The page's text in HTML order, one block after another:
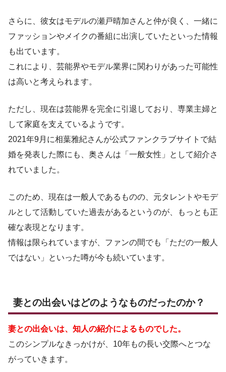
さらに、彼女はモデルの瀬戸晴加さんと仲が良く、一緒に
ファッションやメイクの番組に出演していたといった情報
も出ています。
これにより、芸能界やモデル業界に関わりがあった可能性
は高いと考えられます。
ただし、現在は芸能界を完全に引退しており、専業主婦と
して家庭を支えているようです。
2021年9月に相葉雅紀さんが公式ファンクラブサイトで結
婚を発表した際にも、奥さんは「一般女性」として紹介さ
れていました。
このため、現在は一般人であるものの、元タレントやモデ
ルとして活動していた過去があるというのが、もっとも正
確な表現となります。
情報は限られていますが、ファンの間でも「ただの一般人
ではない」といった噂が今も続いています。
妻との出会いはどのようなものだったのか？
妻との出会いは、知人の紹介によるものでした。
このシンプルなきっかけが、10年もの長い交際へとつな
がっていきます。